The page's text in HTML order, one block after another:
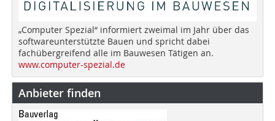
„Computer Spezial“ informiert zweimal im Jahr über das
softwareunterstützte Bauen und spricht dabei
fachübergreifend alle im Bauwesen Tätigen an.
www.computer-spezial.de
Anbieter finden